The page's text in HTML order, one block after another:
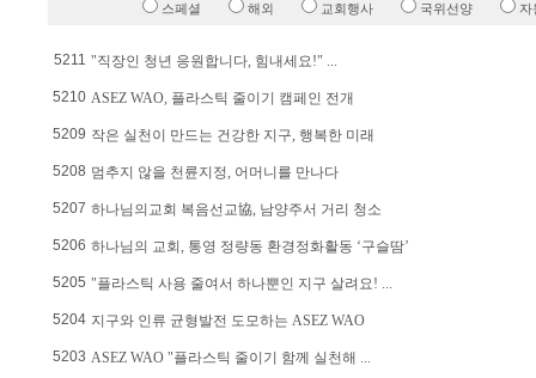
스페셜 해외 교회행사 국위선양 자
5211 "직장인 청년 응원합니다, 힘내세요!" ...
5210 ASEZ WAO, 플라스틱 줄이기 캠페인 전개
5209 작은 실천이 만드는 건강한 지구, 행복한 미래
5208 멈추지 않을 천륜지정, 어머니를 만나다
5207 하나님의교회 복음선교協, 남양주서 거리 청소
5206 하나님의 교회, 통영 정량동 환경정화활동 ‘구슬땀’
5205 "플라스틱 사용 줄여서 하나뿐인 지구 살려요! ...
5204 지구와 인류 균형발전 도모하는 ASEZ WAO
5203 ASEZ WAO "플라스틱 줄이기 함께 실천해 ...